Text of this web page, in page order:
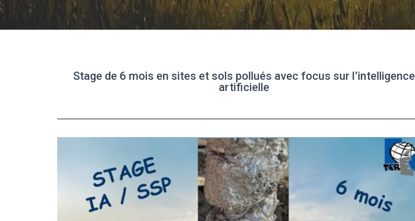
Stage de 6 mois en sites et sols pollués avec focus sur l’intelligence
artificielle